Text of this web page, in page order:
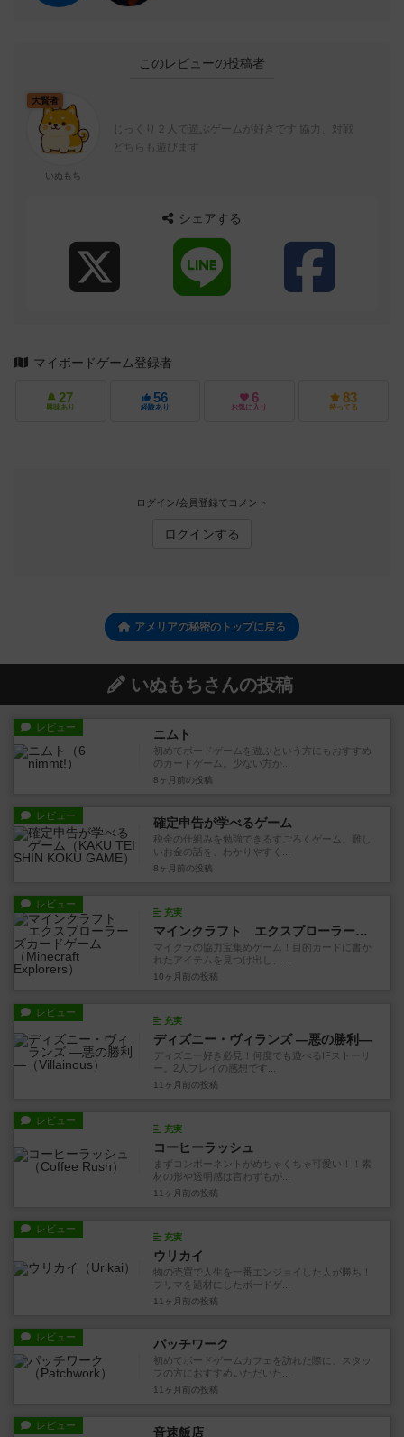
このレビューの投稿者
大賢者
いぬもち
じっくり２人で遊ぶゲームが好きです 協力、対戦
どちらも遊びます
シェアする
マイボードゲーム登録者
27
興味あり
56
経験あり
6
お気に入り
83
持ってる
ログイン/会員登録でコメント
ログインする
アメリアの秘密のトップに戻る
いぬもちさんの投稿
レビュー ニムト
初めてボードゲームを遊ぶという方にもおすすめ
のカードゲーム。少ない方か...
8ヶ月前 の投稿
レビュー 確定申告が学べるゲーム
税金の仕組みを勉強できるすごろくゲーム。難し
いお金の話を、わかりやすく...
8ヶ月前 の投稿
レビュー
充実
マインクラフト エクスプローラーズカードゲーム
マイクラの協力宝集めゲーム！目的カードに書か
れたアイテムを見つけ出し、...
10ヶ月前 の投稿
レビュー
充実
ディズニー・ヴィランズ ―悪の勝利―
ディズニー好き必見！何度でも遊べるIFストーリ
ー。2人プレイの感想です...
11ヶ月前 の投稿
レビュー
充実
コーヒーラッシュ
まずコンポーネントがめちゃくちゃ可愛い！！素
材の形や透明感は言わずもが...
11ヶ月前 の投稿
レビュー
充実
ウリカイ
物の売買で人生を一番エンジョイした人が勝ち！
フリマを題材にしたボードゲ...
11ヶ月前 の投稿
レビュー パッチワーク
初めてボードゲームカフェを訪れた際に、スタッ
フの方におすすめいただいた...
11ヶ月前 の投稿
レビュー 音速飯店